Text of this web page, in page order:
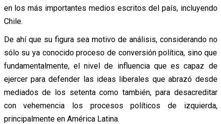
en los más importantes medios escritos del país, incluyendo
Chile.
De ahí que su figura sea motivo de análisis, considerando no
sólo su ya conocido proceso de conversión política, sino que
fundamentalmente, el nivel de influencia que es capaz de
ejercer para defender las ideas liberales que abrazó desde
mediados de los setenta como también, para desacreditar
con vehemencia los procesos políticos de izquierda,
principalmente en América Latina.